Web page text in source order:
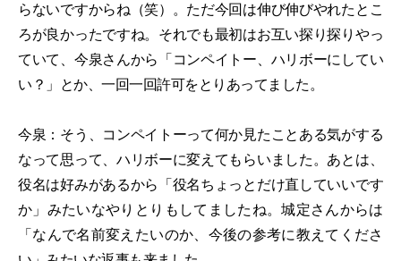
らないですからね（笑）。ただ今回は伸び伸びやれたとこ
ろが良かったですね。それでも最初はお互い探り探りやっ
ていて、今泉さんから「コンペイトー、ハリボーにしてい
い？」とか、一回一回許可をとりあってました。
今泉：そう、コンペイトーって何か見たことある気がする
なって思って、ハリボーに変えてもらいました。あとは、
役名は好みがあるから「役名ちょっとだけ直していいです
か」みたいなやりとりもしてましたね。城定さんからは
「なんで名前変えたいのか、今後の参考に教えてくださ